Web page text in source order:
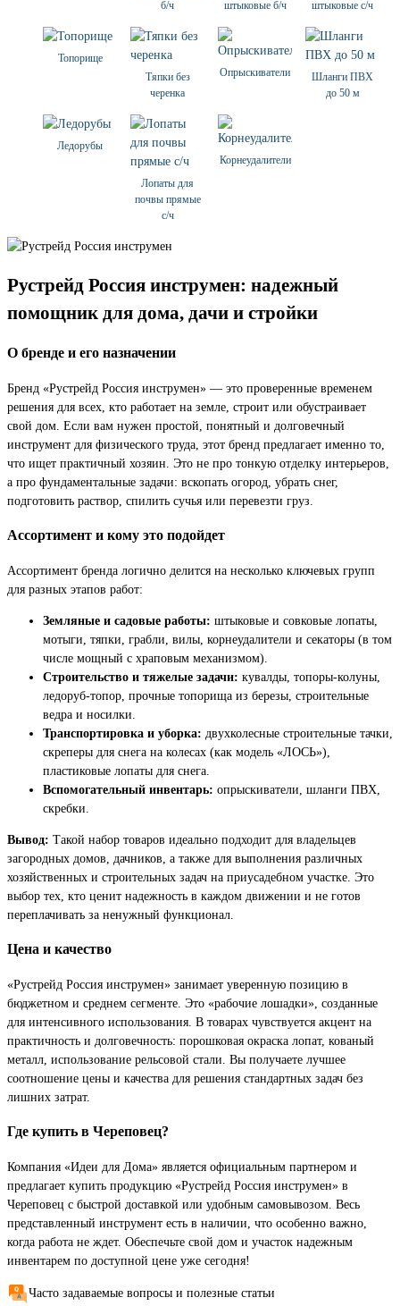
б/ч
штыковые б/ч
штыковые с/ч
Топорище
Тяпки без
черенка
Опрыскиватели
Шланги ПВХ
до 50 м
Ледорубы
Лопаты для
почвы прямые
с/ч
Корнеудалители
Рустрейд Россия инструмен: надежный
помощник для дома, дачи и стройки
О бренде и его назначении
Бренд «Рустрейд Россия инструмен» — это проверенные временем
решения для всех, кто работает на земле, строит или обустраивает
свой дом. Если вам нужен простой, понятный и долговечный
инструмент для физического труда, этот бренд предлагает именно то,
что ищет практичный хозяин. Это не про тонкую отделку интерьеров,
а про фундаментальные задачи: вскопать огород, убрать снег,
подготовить раствор, спилить сучья или перевезти груз.
Ассортимент и кому это подойдет
Ассортимент бренда логично делится на несколько ключевых групп
для разных этапов работ:
Земляные и садовые работы: штыковые и совковые лопаты,
мотыги, тяпки, грабли, вилы, корнеудалители и секаторы (в том
числе мощный с храповым механизмом).
Строительство и тяжелые задачи: кувалды, топоры-колуны,
ледоруб-топор, прочные топорища из березы, строительные
ведра и носилки.
Транспортировка и уборка: двухколесные строительные тачки,
скреперы для снега на колесах (как модель «ЛОСЬ»),
пластиковые лопаты для снега.
Вспомогательный инвентарь: опрыскиватели, шланги ПВХ,
скребки.
Вывод: Такой набор товаров идеально подходит для владельцев
загородных домов, дачников, а также для выполнения различных
хозяйственных и строительных задач на приусадебном участке. Это
выбор тех, кто ценит надежность в каждом движении и не готов
переплачивать за ненужный функционал.
Цена и качество
«Рустрейд Россия инструмен» занимает уверенную позицию в
бюджетном и среднем сегменте. Это «рабочие лошадки», созданные
для интенсивного использования. В товарах чувствуется акцент на
практичность и долговечность: порошковая окраска лопат, кованый
металл, использование рельсовой стали. Вы получаете лучшее
соотношение цены и качества для решения стандартных задач без
лишних затрат.
Где купить в Череповец?
Компания «Идеи для Дома» является официальным партнером и
предлагает купить продукцию «Рустрейд Россия инструмен» в
Череповец с быстрой доставкой или удобным самовывозом. Весь
представленный инструмент есть в наличии, что особенно важно,
когда работа не ждет. Обеспечьте свой дом и участок надежным
инвентарем по доступной цене уже сегодня!
Часто задаваемые вопросы и полезные статьи